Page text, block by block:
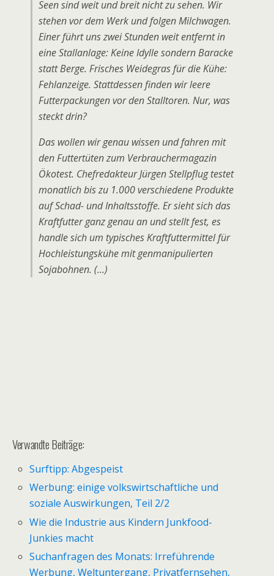
Seen sind weit und breit nicht zu sehen. Wir
stehen vor dem Werk und folgen Milchwagen.
Einer führt uns zwei Stunden weit entfernt in
eine Stallanlage: Keine Idylle sondern Baracke
statt Berge. Frisches Weidegras für die Kühe:
Fehlanzeige. Stattdessen finden wir leere
Futterpackungen vor den Stalltoren. Nur, was
steckt drin?
Das wollen wir genau wissen und fahren mit
den Futtertüten zum Verbrauchermagazin
Ökotest. Chefredakteur Jürgen Stellpflug testet
monatlich bis zu 1.000 verschiedene Produkte
auf Schad- und Inhaltsstoffe. Er sieht sich das
Kraftfutter ganz genau an und stellt fest, es
handle sich um typisches Kraftfuttermittel für
Hochleistungskühe mit genmanipulierten
Sojabohnen. (…)
Verwandte Beiträge:
Surftipp: Abgespeist
Werbung: einige volkswirtschaftliche und
soziale Auswirkungen, Teil 2/2
Wie die Industrie aus Kindern Junkfood-
Junkies macht
Suchanfragen des Monats: Irreführende
Werbung, Weltuntergang, Privatfernsehen,